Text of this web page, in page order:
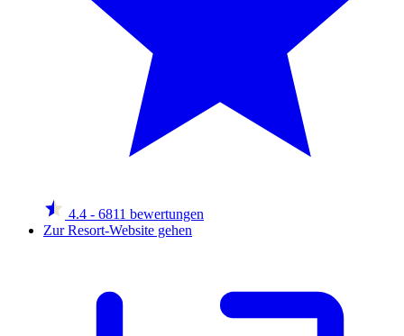
4.4 - 6811 bewertungen
Zur Resort-Website gehen